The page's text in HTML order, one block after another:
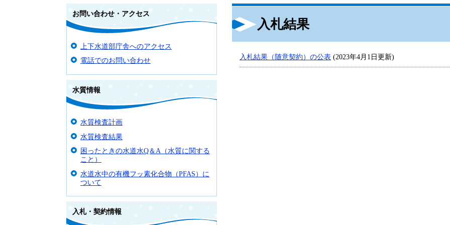
お問い合わせ・アクセス
上下水道部庁舎へのアクセス
電話でのお問い合わせ
水質情報
水質検査計画
水質検査結果
困ったときの水道水Q＆A（水質に関する
こと）
水道水中の有機フッ素化合物（PFAS）に
ついて
入札・契約情報
入札結果
入札結果（随意契約）の公表 (2023年4月1日更新)